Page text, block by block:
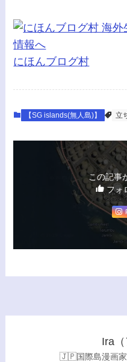
にほんブログ村
【SG islands(無人島)】 立
この記事
フォ
Ira（
🇯🇵国際島漫画